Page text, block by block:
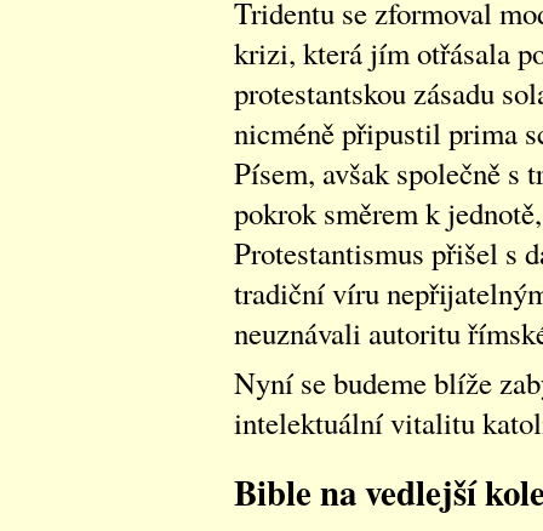
Tridentu se zformoval
krizi, která jím otřásala
protestantskou zásadu
nicméně připustil prima
Písem, avšak společně s
pokrok směrem k
Protestantismus přišel s
tradiční víru
neuznávali autoritu
Nyní se budeme blíže
intelektuální vitalitu
Bible na vedlejší